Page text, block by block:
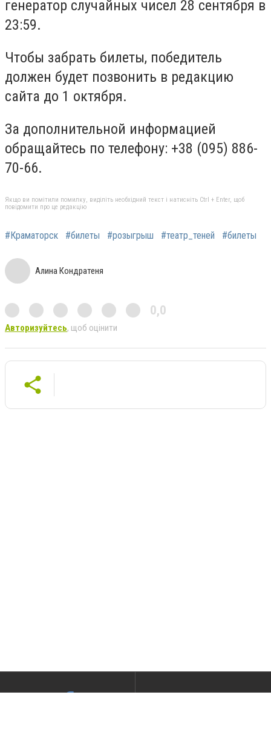
генератор случайных чисел 28 сентября в
23:59.
Чтобы забрать билеты, победитель
должен будет позвонить в редакцию
сайта до 1 октября.
За дополнительной информацией
обращайтесь по телефону: +38 (095) 886-
70-66.
Якщо ви помітили помилку, виділіть необхідний текст і натисніть Ctrl + Enter, щоб
повідомити про це редакцію
#Краматорск #билеты #розыгрыш #театр_теней #билеты
Алина Кондратеня
0,0
Авторизуйтесь, щоб оцінити